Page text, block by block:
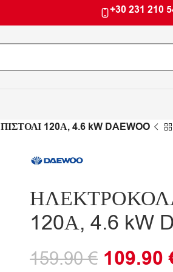
+30 231 210
120А, 4.6 kW DAEWOO
120А, 4.6 kW
159.90€ 109.90